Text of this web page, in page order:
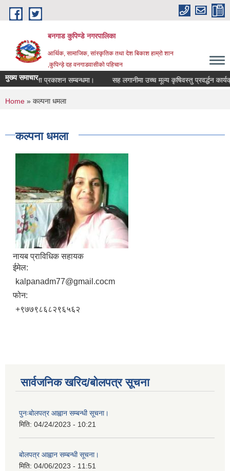
Skip to main content
बनगाड कुपिण्डे नगरपालिका
आर्थिक, सामाजिक, सांस्कृतिक तथा देश बिकाश हाम्रो शान
,कुपिन्ड़े दह वनगाडवासीको पहिचान
मुख्य समाचार
अतिजा प्रकाशन सम्बन्धमा। सह लगानीमा उच्च मूल्य कृषिवस्तु प्रवर्द्धन
You are here
Home » कल्पना धमला
कल्पना धमला
नायब प्राविधिक सहायक
ईमेल:
kalpanadm77@gmail.cocm
फोन:
+९७७९८६८२९६५६२
सार्वजनिक खरिद/बोलपत्र सूचना
पुनःबोलपत्र आह्वान सम्बन्धी सूचना।
मिति: 04/24/2023 - 10:21
बोलपत्र आह्वान सम्बन्धी सूचना।
मिति: 04/06/2023 - 11:51